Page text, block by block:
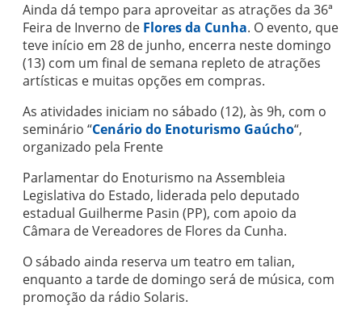
Ainda dá tempo para aproveitar as atrações da 36ª
Feira de Inverno de Flores da Cunha. O evento, que
teve início em 28 de junho, encerra neste domingo
(13) com um final de semana repleto de atrações
artísticas e muitas opções em compras.
As atividades iniciam no sábado (12), às 9h, com o
seminário “Cenário do Enoturismo Gaúcho“,
organizado pela Frente
Parlamentar do Enoturismo na Assembleia
Legislativa do Estado, liderada pelo deputado
estadual Guilherme Pasin (PP), com apoio da
Câmara de Vereadores de Flores da Cunha.
O sábado ainda reserva um teatro em talian,
enquanto a tarde de domingo será de música, com
promoção da rádio Solaris.